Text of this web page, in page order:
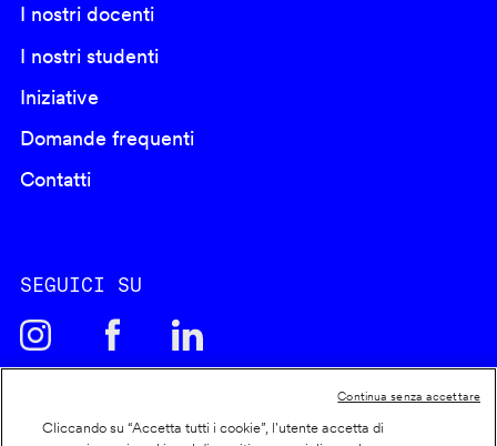
I nostri docenti
I nostri studenti
Iniziative
Domande frequenti
Contatti
SEGUICI SU
Cliccando su “Accetta tutti i cookie”, l'utente accetta di
Continua senza accettare